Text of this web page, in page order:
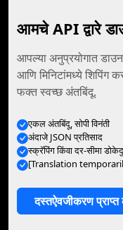
आमचे API द्वारे
आपल्या अनुप्रयोगात
आणि मिनिटांमध्ये शिपिंग
फक्त स्वच्छ अंतबिंदू.
एकल अंतबिंदू, सोपी विनंती
अंदाजे JSON प्रतिसाद
स्क्रॅपिंग किंवा दर-सीमा
[Translation
दस्तऐवजीकरण प्राप्त